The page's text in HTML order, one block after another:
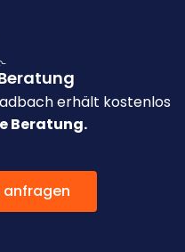
erhält kostenlos
Beratung.
anfragen